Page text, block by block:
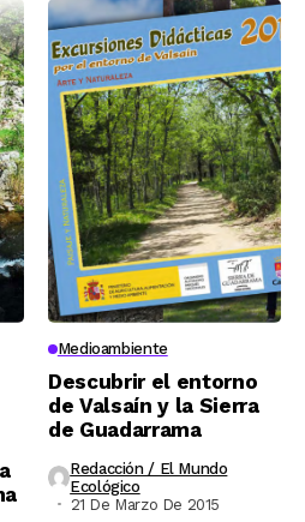
Medioambiente
Descubrir el entorno
de Valsaín y la Sierra
de Guadarrama
Redacción / El Mundo
Ecológico
21 De Marzo De 2015